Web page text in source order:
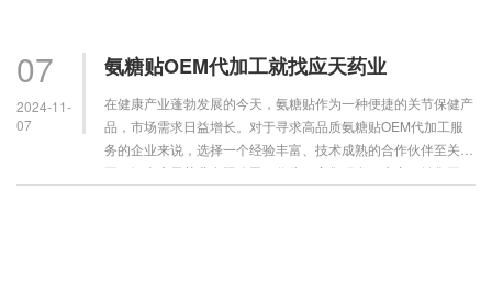
07
2024-11-
07
氨糖贴OEM代加工就找应天药业
在健康产业蓬勃发展的今天，氨糖贴作为一种便捷的关节保健产
品，市场需求日益增长。对于寻求高品质氨糖贴OEM代加工服
务的企业来说，选择一个经验丰富、技术成熟的合作伙伴至关重
要。河南应天药业有限公司，作为一家集研发、生产、销售于一